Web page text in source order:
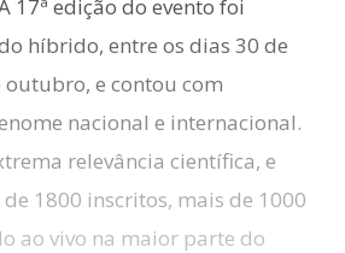
17ª edição do evento foi
híbrido, entre os dias 30 de
outubro, e contou com
nacional e internacional.
relevância científica, e
1800 inscritos, mais de 1000
ao vivo na maior parte do